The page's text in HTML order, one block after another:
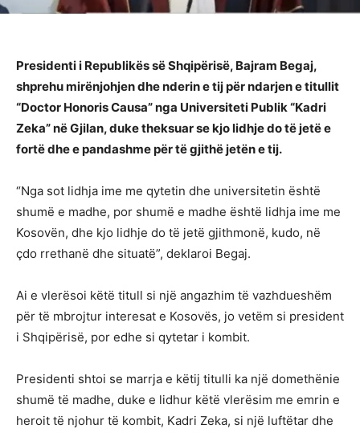
Presidenti i Republikës së Shqipërisë, Bajram Begaj,
shprehu mirënjohjen dhe nderin e tij për ndarjen e titullit
“Doctor Honoris Causa” nga Universiteti Publik “Kadri
Zeka” në Gjilan, duke theksuar se kjo lidhje do të jetë e
fortë dhe e pandashme për të gjithë jetën e tij.
“Nga sot lidhja ime me qytetin dhe universitetin është
shumë e madhe, por shumë e madhe është lidhja ime me
Kosovën, dhe kjo lidhje do të jetë gjithmonë, kudo, në
çdo rrethanë dhe situatë”, deklaroi Begaj.
Ai e vlerësoi këtë titull si një angazhim të vazhdueshëm
për të mbrojtur interesat e Kosovës, jo vetëm si president
i Shqipërisë, por edhe si qytetar i kombit.
Presidenti shtoi se marrja e këtij titulli ka një domethënie
shumë të madhe, duke e lidhur këtë vlerësim me emrin e
heroit të njohur të kombit, Kadri Zeka, si një luftëtar dhe